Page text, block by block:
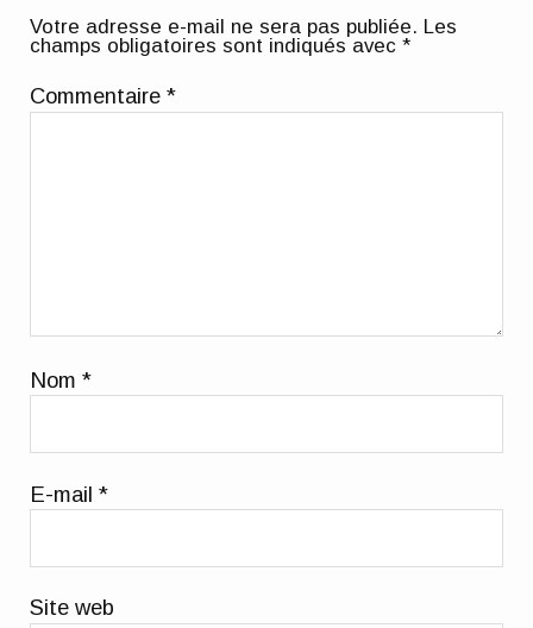
Votre adresse e-mail ne sera pas publiée. Les
champs obligatoires sont indiqués avec*
Commentaire*
Nom*
E-mail*
Site web